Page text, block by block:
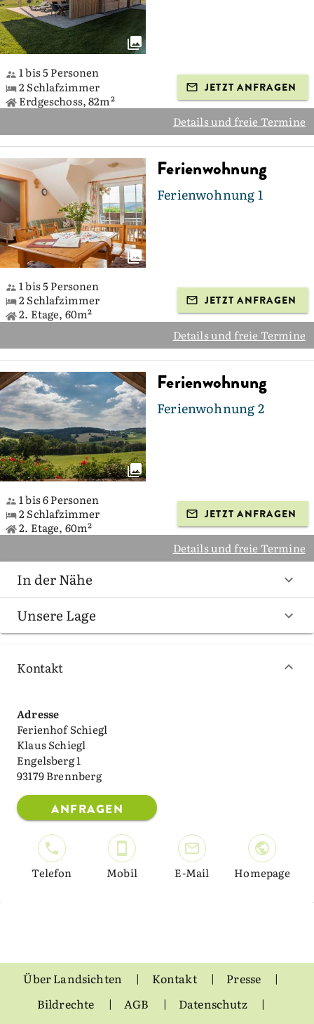
1 bis 5 Personen
2 Schlafzimmer
Erdgeschoss, 82m²
JETZT ANFRAGEN
Details und freie Termine
Ferienwohnung
Ferienwohnung 1
1 bis 5 Personen
2 Schlafzimmer
2. Etage, 60m²
JETZT ANFRAGEN
Details und freie Termine
Ferienwohnung
Ferienwohnung 2
1 bis 6 Personen
2 Schlafzimmer
2. Etage, 60m²
JETZT ANFRAGEN
Details und freie Termine
In der Nähe
Unsere Lage
Kontakt
Adresse
Ferienhof Schiegl
Klaus Schiegl
Engelsberg 1
93179 Brennberg
ANFRAGEN
Telefon Mobil E-Mail Homepage
Über Landsichten Kontakt
Presse
Bildrechte
AGB
Datenschutz